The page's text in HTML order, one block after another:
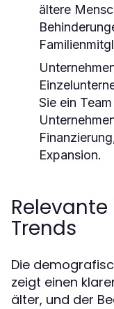
ältere
Sie ein
Expansion.
Trends
Die
zeigt einen
älter, und der